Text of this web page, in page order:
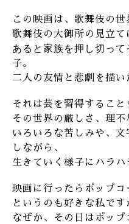
この映画は、歌舞伎の世
歌舞伎の大御所の見立て
あると家族を押し切っ
子。
二人の友情と悲劇を描い
それは芸を習得すること
その世界の厳しさ、理不
いろいろな苦しみや、
しながら、
生きていく様子にハラハ
映画に行ったらポップコ
というのも好きな私です
なぜか、その日はポッ